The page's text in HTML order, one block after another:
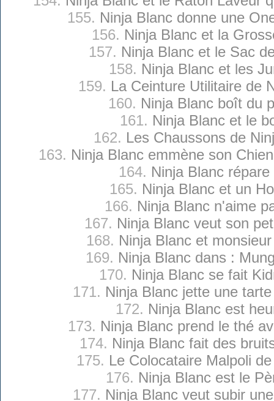
155. Ninja Blanc donne une
156. Ninja Blanc et la
157. Ninja Blanc et le Sac
158. Ninja Blanc et les
159. La Ceinture Utilitaire de
160. Ninja Blanc boît du
161. Ninja Blanc et le
162. Les Chaussons de
163. Ninja Blanc emmène son
164. Ninja Blanc
165. Ninja Blanc et un
166. Ninja Blanc n'aime
167. Ninja Blanc veut son
168. Ninja Blanc et
169. Ninja Blanc dans :
170. Ninja Blanc se fait
171. Ninja Blanc jette une
172. Ninja Blanc est
173. Ninja Blanc prend le thé
174. Ninja Blanc fait des
175. Le Colocataire Malpoli
176. Ninja Blanc est le
177. Ninja Blanc veut subir